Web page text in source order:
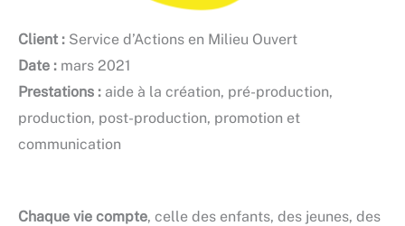
Client : Service d’Actions en Milieu Ouvert
Date : mars 2021
Prestations : aide à la création, pré-production,
production, post-production, promotion et
communication
Chaque vie compte, celle des enfants, des jeunes, des